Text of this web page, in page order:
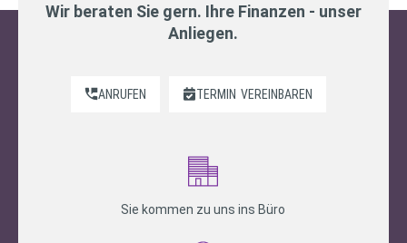
Wir beraten Sie gern. Ihre Finanzen - unser
Anliegen.
ANRUFEN TERMIN VEREINBAREN
Sie kommen zu uns ins Büro